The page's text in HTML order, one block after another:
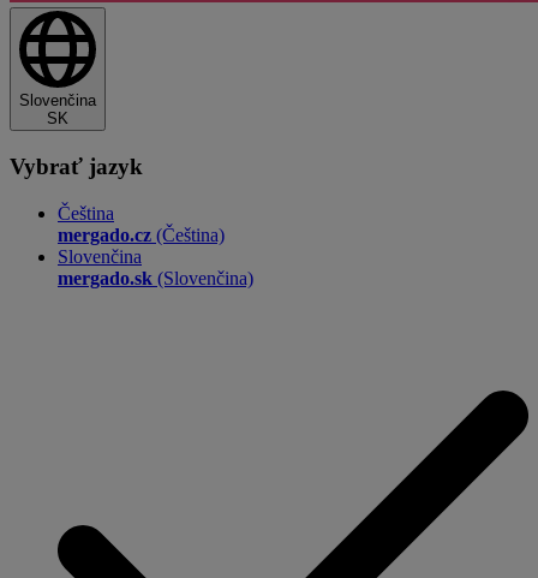
Slovenčina
SK
Vybrať jazyk
Čeština
mergado.cz (Čeština)
Slovenčina
mergado.sk (Slovenčina)